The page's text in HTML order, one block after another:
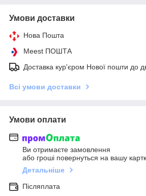
Умови доставки
Нова Пошта
Meest ПОШТА
Доставка кур'єром Нової пошти до
Всі умови доставки
Умови оплати
Ви отримаєте замовлення
або гроші повернуться на вашу
Детальніше
Післяплата